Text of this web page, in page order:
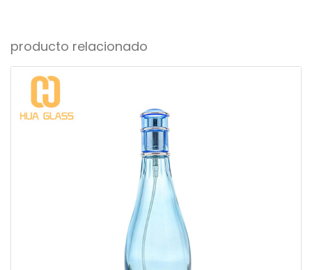
producto relacionado